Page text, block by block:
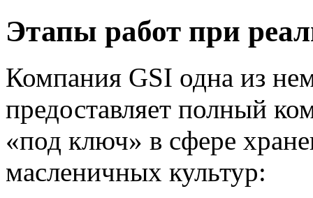
Этапы работ при
Компания GSI одна из
предоставляет полный
«под ключ» в сфере
масленичных культур: